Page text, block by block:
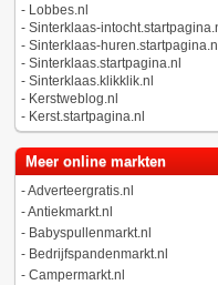
- Lobbes.nl
- Sinterklaas-
- Sinterklaas-huren.startpagina.nl
- Sinterklaas.startpagina.nl
- Sinterklaas.klikklik.nl
- Kerstweblog.nl
- Kerst.startpagina.nl
Meer online markten
-Adverteergratis.nl
-Antiekmarkt.nl
- Babyspullenmarkt.nl
- Bedrijfspandenmarkt.nl
- Campermarkt.nl